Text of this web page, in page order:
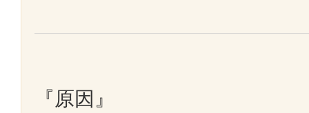
『原因』